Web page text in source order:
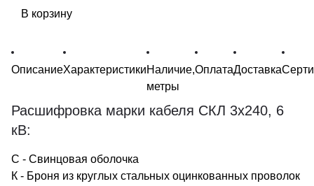
В корзину
ОписаниеХарактеристикиНаличие,
метры
ОплатаДоставка
Расшифровка марки кабеля СКЛ 3х240, 6
кВ:
С - Свинцовая оболочка
К - Броня из круглых стальных оцинкованных проволок